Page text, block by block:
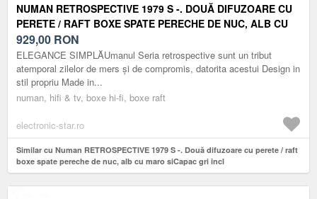
NUMAN RETROSPECTIVE 1979 S -. DOUĂ DIFUZOARE CU
PERETE / RAFT BOXE SPATE PERECHE DE NUC, ALB CU
MARO SICAPAC GRI INCL
929,00 RON
ELEGANCE SIMPLĂUmanul Seria retrospective sunt un tribut
atemporal zilelor de mers și de compromis, datorita acestui Design in
stil propriu Made in...
numan, hifi & tv, boxe hi-fi, boxe raft
electronic-star.ro
Similar cu Numan RETROSPECTIVE 1979 S -. Două difuzoare cu perete / raft
boxe spate pereche de nuc, alb cu maro siCapac gri incl